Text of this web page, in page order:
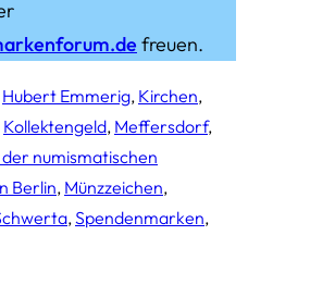
freuen.
Hubert Emmerig, Kirchen
Kollektengeld, Meffersdorf
numismatischen
Berlin, Münzzeichen
, Spendenmarken